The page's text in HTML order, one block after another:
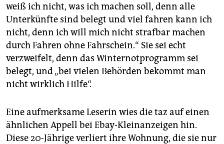
weiß ich nicht, was ich machen soll, denn alle
Unterkünfte sind belegt und viel fahren kann ich
nicht, denn ich will mich nicht strafbar machen
durch Fahren ohne Fahrschein.“ Sie sei echt
verzweifelt, denn das Winternotprogramm sei
belegt, und „bei vielen Behörden bekommt man
nicht wirklich Hilfe“.
Eine aufmerksame Leserin wies die taz auf einen
ähnlichen Appell bei Ebay-Kleinanzeigen hin.
Diese 20-Jährige verliert ihre Wohnung, die sie nur